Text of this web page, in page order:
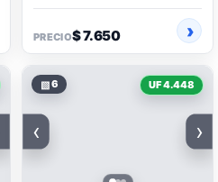
PRECIO$ 7.650
▧6 UF 4.448
‹ ›